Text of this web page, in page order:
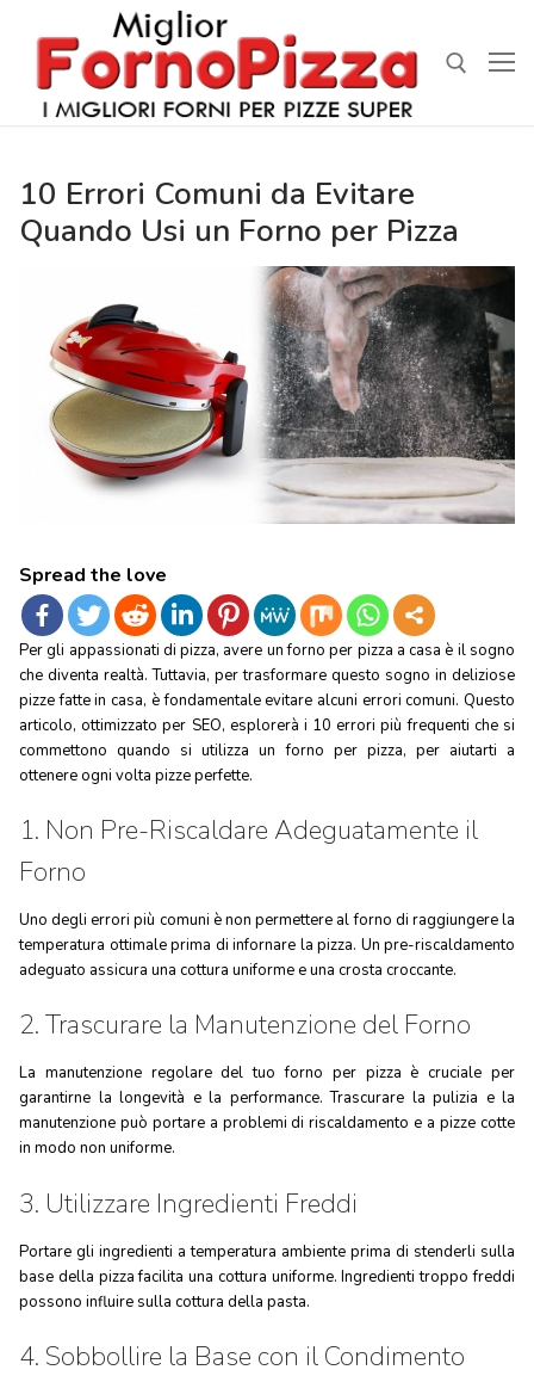
contenuto
10 Errori Comuni da Evitare
Quando Usi un Forno per Pizza
Spread the love
Per gli appassionati di pizza, avere un forno per pizza a casa è il sogno
che diventa realtà. Tuttavia, per trasformare questo sogno in deliziose
pizze fatte in casa, è fondamentale evitare alcuni errori comuni. Questo
articolo, ottimizzato per SEO, esplorerà i 10 errori più frequenti che si
commettono quando si utilizza un forno per pizza, per aiutarti a
ottenere ogni volta pizze perfette.
1. Non Pre-Riscaldare Adeguatamente il
Forno
Uno degli errori più comuni è non permettere al forno di raggiungere la
temperatura ottimale prima di infornare la pizza. Un pre-riscaldamento
adeguato assicura una cottura uniforme e una crosta croccante.
2. Trascurare la Manutenzione del Forno
La manutenzione regolare del tuo forno per pizza è cruciale per
garantirne la longevità e la performance. Trascurare la pulizia e la
manutenzione può portare a problemi di riscaldamento e a pizze cotte
in modo non uniforme.
3. Utilizzare Ingredienti Freddi
Portare gli ingredienti a temperatura ambiente prima di stenderli sulla
base della pizza facilita una cottura uniforme. Ingredienti troppo freddi
possono influire sulla cottura della pasta.
4. Sobbollire la Base con il Condimento